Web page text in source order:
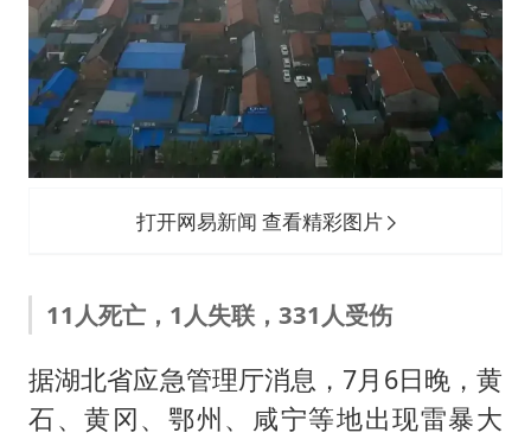
打开网易新闻 查看精彩图片
11人死亡，1人失联，331人受伤
据湖北省应急管理厅消息，7月6日晚，黄
石、黄冈、鄂州、咸宁等地出现雷暴大